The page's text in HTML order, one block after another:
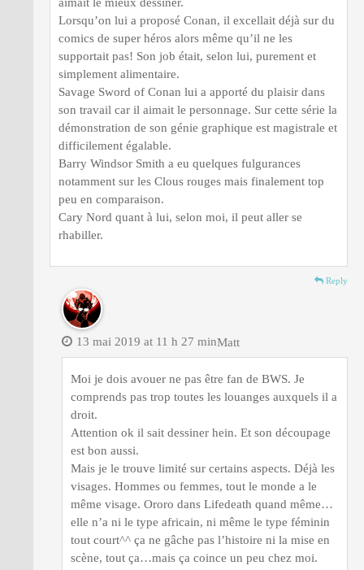
Lorsqu’on lui a proposé Conan, il excellait déjà sur du
comics de super héros alors même qu’il ne les
supportait pas! Son job était, selon lui, purement et
simplement alimentaire.
Savage Sword of Conan lui a apporté du plaisir dans
son travail car il aimait le personnage. Sur cette série la
démonstration de son génie graphique est magistrale et
difficilement égalable.
Barry Windsor Smith a eu quelques fulgurances
notamment sur les Clous rouges mais finalement top
peu en comparaison.
Cary Nord quant à lui, selon moi, il peut aller se
rhabiller.
Reply
Matt
13 mai 2019 at 11 h 27 min
Moi je dois avouer ne pas être fan de BWS. Je
comprends pas trop toutes les louanges auxquels il a
droit.
Attention ok il sait dessiner hein. Et son découpage
est bon aussi.
Mais je le trouve limité sur certains aspects. Déjà les
visages. Hommes ou femmes, tout le monde a le
même visage. Ororo dans Lifedeath quand même…
elle n’a ni le type africain, ni même le type féminin
tout court^^ ça ne gâche pas l’histoire ni la mise en
scène, tout ça…mais ça coince un peu chez moi.